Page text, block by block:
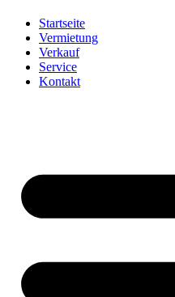
Startseite
Vermietung
Verkauf
Service
Kontakt